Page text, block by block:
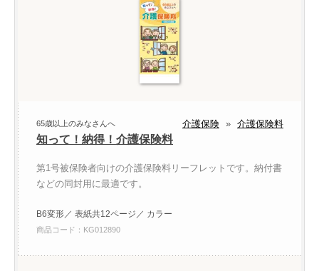
介護保険 » 介護保険料
65歳以上のみなさんへ
知って！納得！介護保険料
第1号被保険者向けの介護保険料リーフレットです。納付書
などの同封用に最適です。
B6変形／ 表紙共12ページ／ カラー
商品コード：KG012890